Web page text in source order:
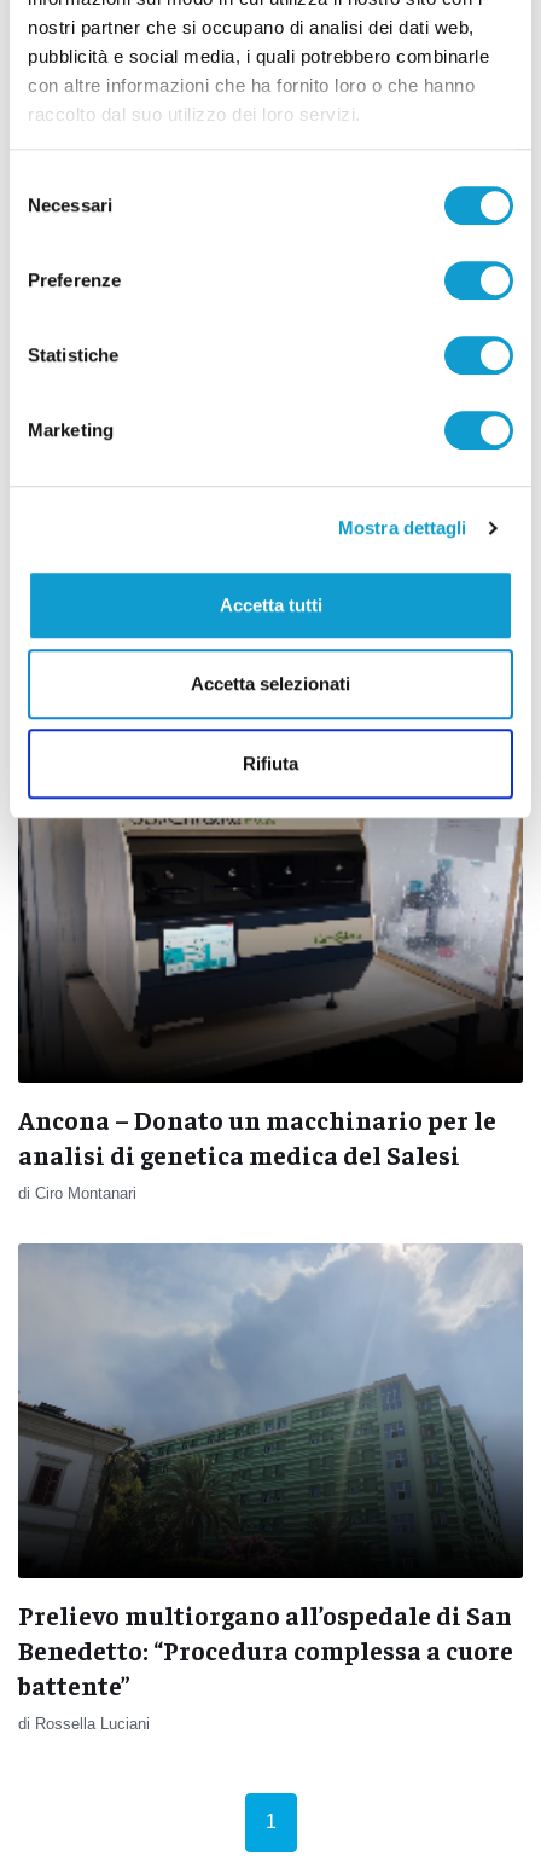
nostri partner che si occupano di analisi dei dati web,
pubblicità e social media, i quali potrebbero combinarle
con altre informazioni che ha fornito loro o che hanno
raccolto dal suo utilizzo dei loro servizi.
delNecessari
Preferenze
Statistiche
Marketing
Mostra dettagli
Accetta tutti
Accetta selezionati
Rifiuta
Ascoli Piceno - Un “Ladro di Stelle” dai
carabinieri, a consegnarlo la Fi.Fa.
di Rossella Luciani
della Caritas
Ancona – Donato un macchinario per le
analisi di genetica medica del Salesi
di Ciro Montanari
Prelievo multiorgano all’ospedale di San
Benedetto: “Procedura complessa a cuore
battente”
di Rossella Luciani
1(current)